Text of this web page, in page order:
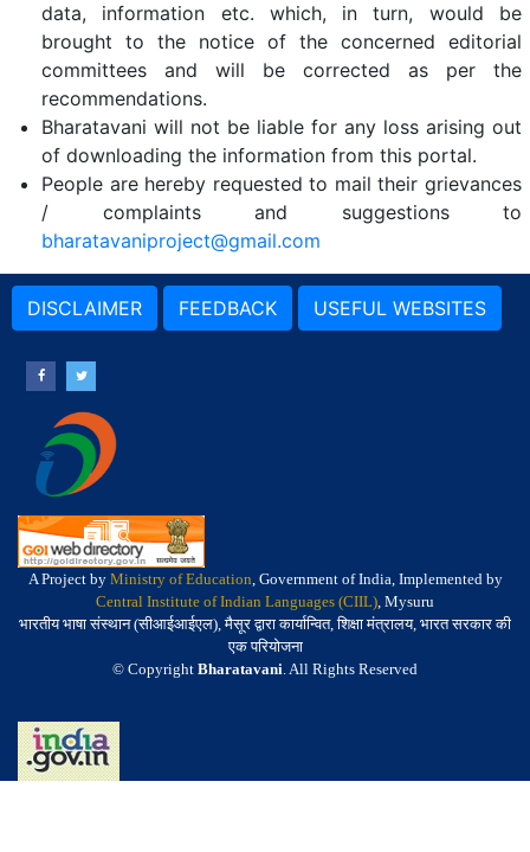
data, information etc. which, in turn, would be
brought to the notice of the concerned editorial
committees and will be corrected as per the
recommendations.
Bharatavani will not be liable for any loss arising out
of downloading the information from this portal.
People are hereby requested to mail their grievances
/ complaints and suggestions to
bharatavaniproject@gmail.com
DISCLAIMER FEEDBACK USEFUL WEBSITES
A Project by Ministry of Education, Government of India, Implemented by
Central Institute of Indian Languages (CIIL), Mysuru
भारतीय भाषा संस्थान (सीआईआईएल), मैसूर द्वारा कार्यान्वित, शिक्षा मंत्रालय, भारत सरकार की
एक परियोजना
© Copyright Bharatavani. All Rights Reserved